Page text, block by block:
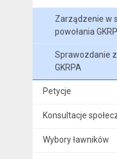
Zarządzenie w
powołania
Sprawozdanie
GKRPA
Petycje
Konsultacje
Wybory ławników